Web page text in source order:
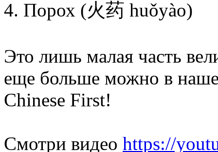
4. Порох (火药 huǒyào)
Это лишь малая часть
еще больше можно в
Chinese First!
Смотри видео https://